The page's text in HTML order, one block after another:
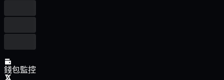
錢包監控